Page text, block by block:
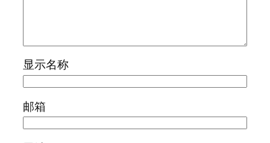
显示名称
邮箱